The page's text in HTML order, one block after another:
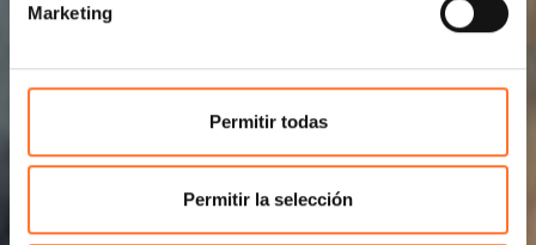
Marketing
Permitir todas
Permitir la selección